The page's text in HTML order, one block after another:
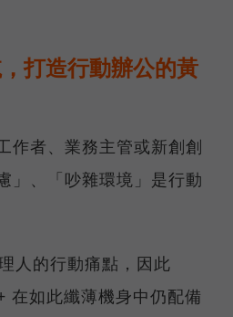
打造行動辦公的黃
作者、業務主管或新創創
」、「吵雜環境」是行動
人的行動痛點，因此
如此纖薄機身中仍配備